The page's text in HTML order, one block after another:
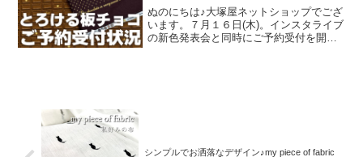
ぬのにちは♪大塚屋ネットショップでござ
います。７月１６日(木)。インスタライブ
の新色発表会と同時にご予約受付を開始
シンプルでお洒落なデザイン♪my piece of fabric